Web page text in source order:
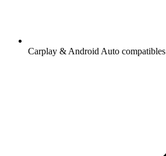
Carplay & Android Auto compatibles